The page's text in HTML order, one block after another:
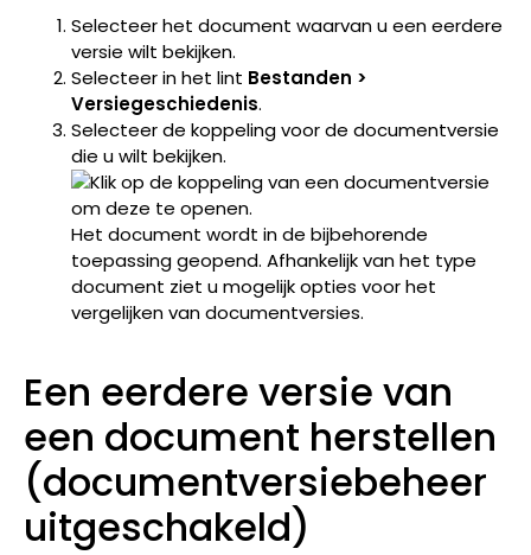
Selecteer het document waarvan u een eerdere
versie wilt bekijken.
Selecteer in het lint Bestanden >
Versiegeschiedenis.
Selecteer de koppeling voor de documentversie
die u wilt bekijken.
Het document wordt in de bijbehorende
toepassing geopend. Afhankelijk van het type
document ziet u mogelijk opties voor het
vergelijken van documentversies.
Een eerdere versie van
een document herstellen
(documentversiebeheer
uitgeschakeld)